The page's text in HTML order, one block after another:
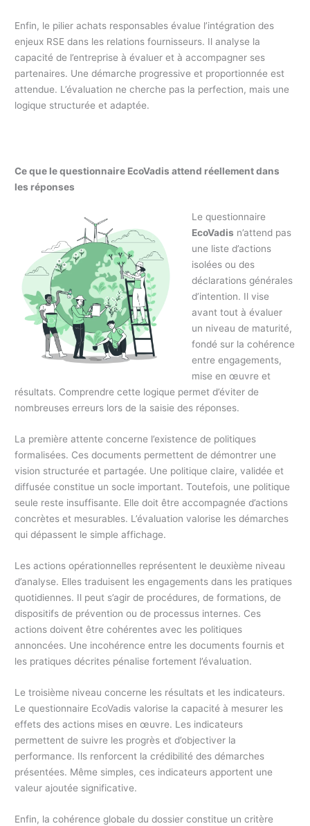
Enfin, le pilier achats responsables évalue l’intégration des
enjeux RSE dans les relations fournisseurs. Il analyse la
capacité de l’entreprise à évaluer et à accompagner ses
partenaires. Une démarche progressive et proportionnée est
attendue. L’évaluation ne cherche pas la perfection, mais une
logique structurée et adaptée.
Ce que le questionnaire EcoVadis attend réellement dans
les réponses
Le questionnaire
EcoVadis n’attend pas
une liste d’actions
isolées ou des
déclarations générales
d’intention. Il vise
avant tout à évaluer
un niveau de maturité,
fondé sur la cohérence
entre engagements,
mise en œuvre et
résultats. Comprendre cette logique permet d’éviter de
nombreuses erreurs lors de la saisie des réponses.
La première attente concerne l’existence de politiques
formalisées. Ces documents permettent de démontrer une
vision structurée et partagée. Une politique claire, validée et
diffusée constitue un socle important. Toutefois, une politique
seule reste insuffisante. Elle doit être accompagnée d’actions
concrètes et mesurables. L’évaluation valorise les démarches
qui dépassent le simple affichage.
Les actions opérationnelles représentent le deuxième niveau
d’analyse. Elles traduisent les engagements dans les pratiques
quotidiennes. Il peut s’agir de procédures, de formations, de
dispositifs de prévention ou de processus internes. Ces
actions doivent être cohérentes avec les politiques
annoncées. Une incohérence entre les documents fournis et
les pratiques décrites pénalise fortement l’évaluation.
Le troisième niveau concerne les résultats et les indicateurs.
Le questionnaire EcoVadis valorise la capacité à mesurer les
effets des actions mises en œuvre. Les indicateurs
permettent de suivre les progrès et d’objectiver la
performance. Ils renforcent la crédibilité des démarches
présentées. Même simples, ces indicateurs apportent une
valeur ajoutée significative.
Enfin, la cohérence globale du dossier constitue un critère